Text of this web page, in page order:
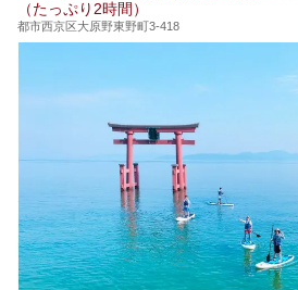
（たっぷり2時間）
都市西京区大原野東野町3-418